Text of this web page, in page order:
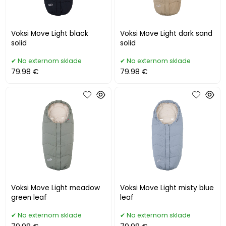
Voksi Move Light black
solid
Na externom sklade
79.98 €
Voksi Move Light dark sand
solid
Na externom sklade
79.98 €
Voksi Move Light meadow
green leaf
Na externom sklade
Voksi Move Light misty blue
leaf
Na externom sklade